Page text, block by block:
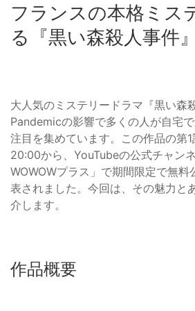
フランスの本格ミス
る『黒い森殺人事件
大人気のミステリードラマ『黒い森
Pandemicの影響で多くの人が自宅
注目を集めています。この作品の第1
20:00から、YouTubeの公式チャン
WOWOWプラス」で期間限定で無料
表されました。今回は、その魅力と
介します。
作品概要